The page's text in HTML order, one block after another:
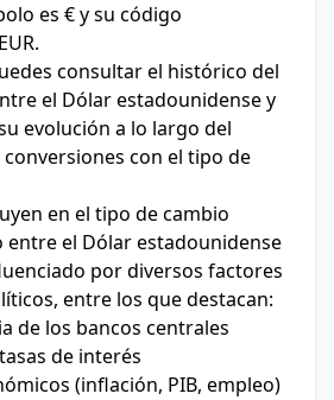
es € y su código
consultar el histórico del
el Dólar estadounidense y
evolución a lo largo del
con el tipo de
en el tipo de cambio
entre el Dólar estadounidense
por diversos factores
entre los que destacan:
de los bancos centrales
de interés
(inflación, PIB, empleo)